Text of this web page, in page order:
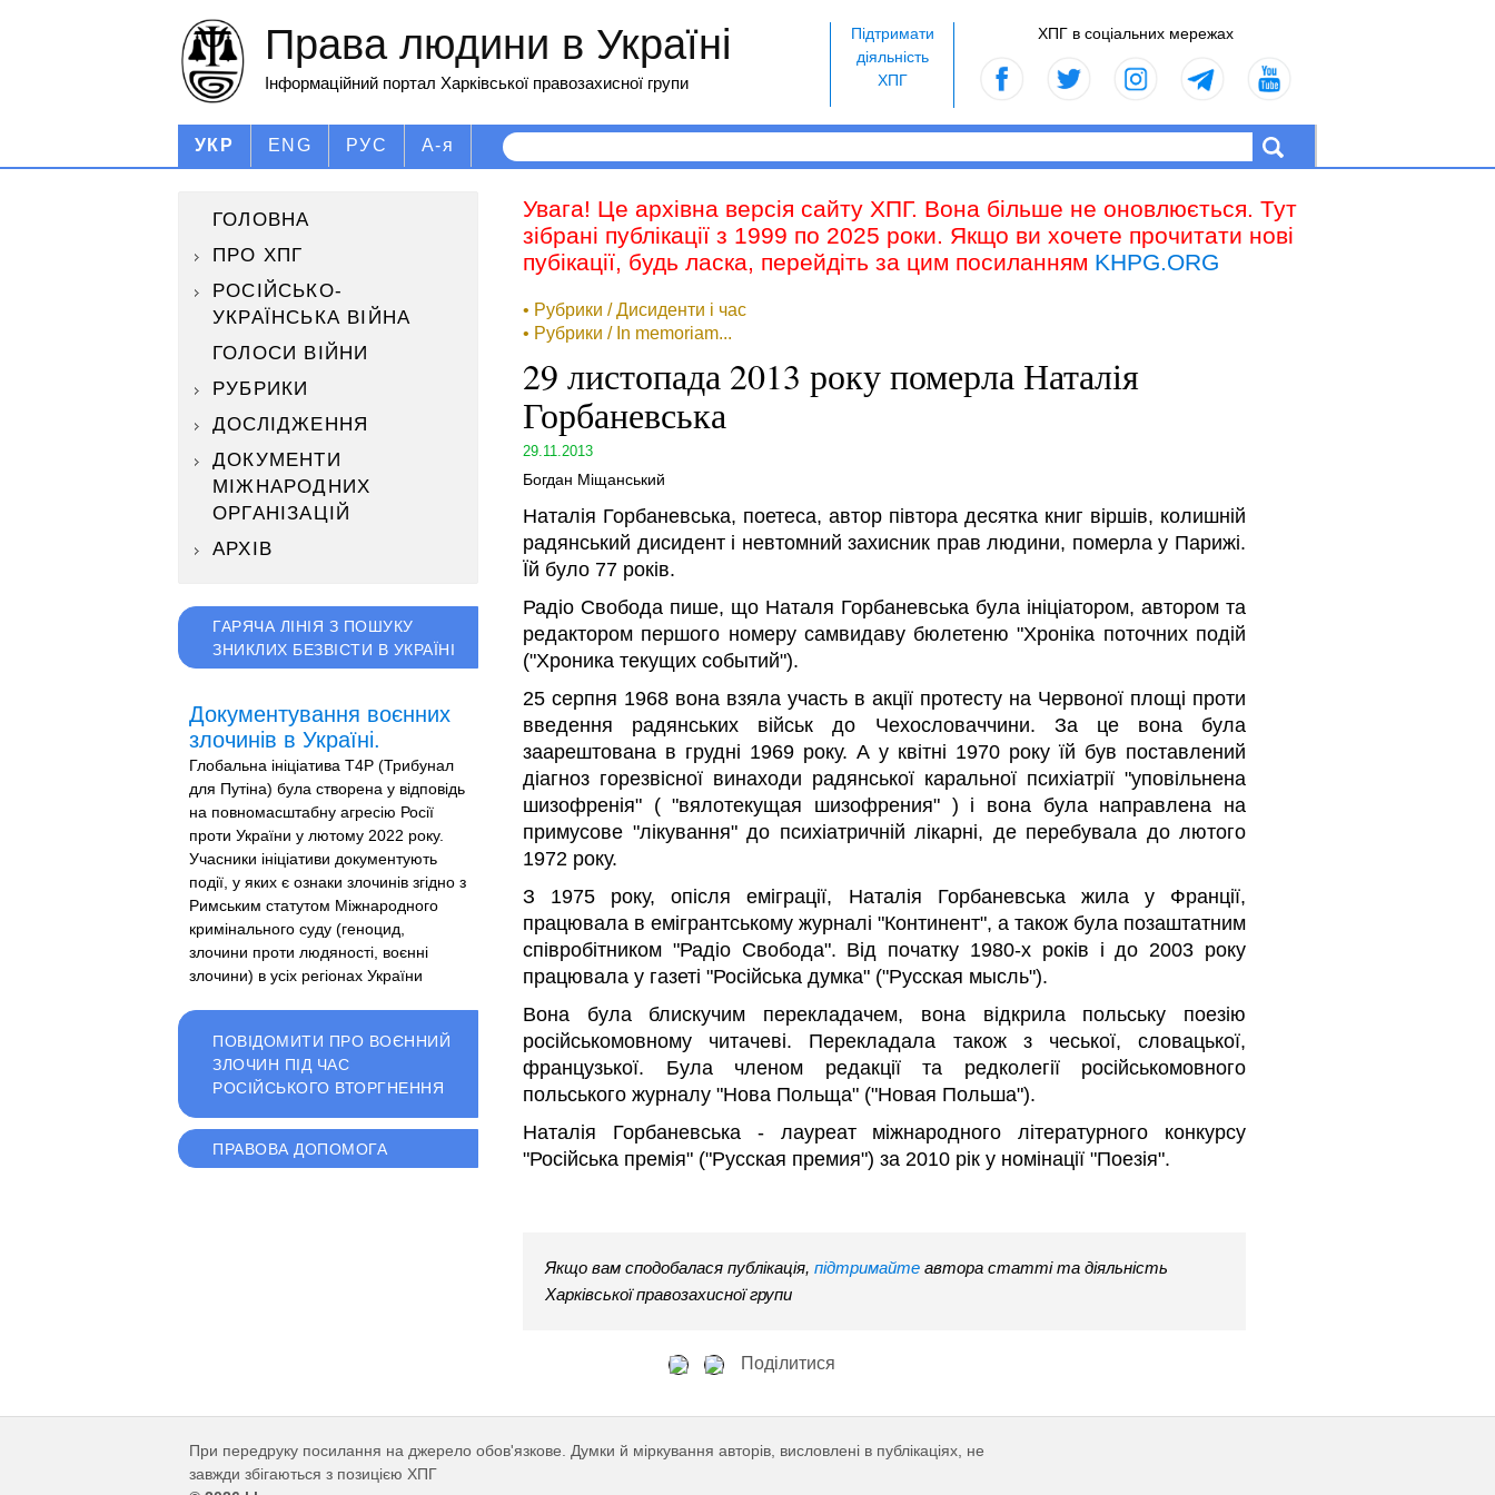
ХПГ в соціальних мережах
Підтримати
діяльність
ХПГ
Права людини в Україні
Інформаційний портал Харківської правозахисної групи
УКР ENG РУС А-я
ГОЛОВНА
ПРО ХПГ
РОСІЙСЬКО-
УКРАЇНСЬКА ВІЙНА
ГОЛОСИ ВІЙНИ
РУБРИКИ
ДОСЛІДЖЕННЯ
ДОКУМЕНТИ
МІЖНАРОДНИХ
ОРГАНІЗАЦІЙ
АРХІВ
ГАРЯЧА ЛІНІЯ З ПОШУКУ
ЗНИКЛИХ БЕЗВІСТИ В УКРАЇНІ
Документування воєнних
злочинів в Україні.
Глобальна ініціатива T4P (Трибунал
для Путіна) була створена у відповідь
на повномасштабну агресію Росії
проти України у лютому 2022 року.
Учасники ініціативи документують
події, у яких є ознаки злочинів згідно з
Римським статутом Міжнародного
кримінального суду (геноцид,
злочини проти людяності, воєнні
злочини) в усіх регіонах України
ПОВІДОМИТИ ПРО ВОЄННИЙ
ЗЛОЧИН ПІД ЧАС
РОСІЙСЬКОГО ВТОРГНЕННЯ
ПРАВОВА ДОПОМОГА
Увага! Це архівна версія сайту ХПГ. Вона більше не оновлюється. Тут
зібрані публікації з 1999 по 2025 роки. Якщо ви хочете прочитати нові
пубікації, будь ласка, перейдіть за цим посиланням KHPG.ORG
• Рубрики / Дисиденти і час
• Рубрики / In memoriam...
29 листопада 2013 року померла Наталія
Горбаневська
29.11.2013
Богдан Міщанський
Наталія Горбаневська, поетеса, автор півтора десятка книг віршів, колишній
радянський дисидент і невтомний захисник прав людини, померла у Парижі.
Їй було 77 років.
Радіо Свобода пише, що Наталя Горбаневська була ініціатором, автором та
редактором першого номеру самвидаву бюлетеню "Хроніка поточних подій
("Хроника текущих событий").
25 серпня 1968 вона взяла участь в акції протесту на Червоної площі проти
введення радянських військ до Чехословаччини. За це вона була
заарештована в грудні 1969 року. А у квітні 1970 року їй був поставлений
діагноз горезвісної винаходи радянської каральної психіатрії "уповільнена
шизофренія" ( "вялотекущая шизофрения" ) і вона була направлена на
примусове "лікування" до психіатричній лікарні, де перебувала до лютого
1972 року.
З 1975 року, опісля еміграції, Наталія Горбаневська жила у Франції,
працювала в емігрантському журналі "Континент", а також була позаштатним
співробітником "Радіо Свобода". Від початку 1980-х років і до 2003 року
працювала у газеті "Російська думка" ("Русская мысль").
Вона була блискучим перекладачем, вона відкрила польську поезію
російськомовному читачеві. Перекладала також з чеської, словацької,
французької. Була членом редакції та редколегії російськомовного
польського журналу "Нова Польща" ("Новая Польша").
Наталія Горбаневська - лауреат міжнародного літературного конкурсу
"Російська премія" ("Русская премия") за 2010 рік у номінації "Поезія".
Якщо вам сподобалася публікація, підтримайте автора статті та діяльність
Харківської правозахисної групи
Поділитися
При передруку посилання на джерело обов'язкове. Думки й міркування авторів, висловлені в публікаціях, не
завжди збігаються з позицією ХПГ